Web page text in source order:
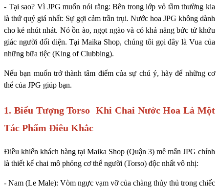
- Tại sao? Vì JPG muốn nói rằng: Bên trong lớp vỏ tầm thường kia
là thứ quý giá nhất: Sự gợi cảm trần trụi. Nước hoa JPG không dành
cho kẻ nhút nhát. Nó ồn ào, ngọt ngào và có khả năng bức tử khứu
giác người đối diện. Tại Maika Shop, chúng tôi gọi đây là Vua của
những bữa tiệc (King of Clubbing).
Nếu bạn muốn trở thành tâm điểm của sự chú ý, hãy để những cơ
thể của JPG giúp bạn.
1. Biểu Tượng Torso Khi Chai Nước Hoa Là Một
Tác Phẩm Điêu Khắc
Điều khiến khách hàng tại Maika Shop (Quận 3) mê mẩn JPG chính
là thiết kế chai mô phỏng cơ thể người (Torso) độc nhất vô nhị:
- Nam (Le Male): Vòm ngực vạm vỡ của chàng thủy thủ trong chiếc